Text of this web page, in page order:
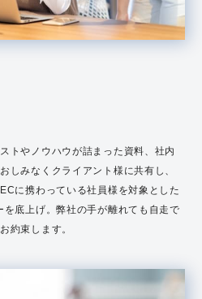
トやノウハウが詰まった資料、社内
しみなくクライアント様に共有し、
に携わっている社員様を対象とした
底上げ。弊社の手が離れても自走で
約束します。